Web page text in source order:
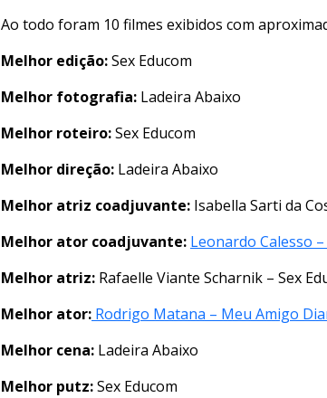
Ao todo foram 10 filmes exibidos com
Melhor edição:Sex Educom
Melhor fotografia: Ladeira Abaixo
Melhor roteiro:Sex Educom
Melhor direção: Ladeira Abaixo
Melhor atriz coadjuvante: Isabella Sarti da
Melhor ator coadjuvante: Leonardo Calesso
Melhor atriz: Rafaelle Viante Scharnik – Sex
Melhor ator: Rodrigo Matana – Meu Amigo
Melhor cena: Ladeira Abaixo
Melhor putz:Sex Educom